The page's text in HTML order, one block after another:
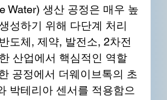
Water) 생산 공정은 매우 높
성하기 위해 다단계 처리
도체, 제약, 발전소, 2차전
산업에서 핵심적인 역할
공정에서 더웨이브톡의 초
박테리아 센서를 적용함으